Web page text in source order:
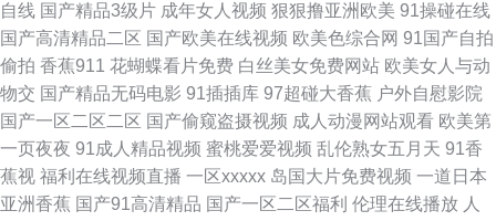
思瑞一区 日韩国黄色片无马 香蕉视频在线播放 黄色A级 超碰色情网址 91视
频第十页 影音先锋亚州精品 91熟妇视频在线 亚洲性爱小说网 三级片日韩有
码 久久大香蕉物业 超碰三机 91社在线看 综合色色 日本不卡三区 麻豆久久
草 日日爱影视 人人超碰人人操 男女91免费观看 岛国动作片网站 97人人操超
自线 国产精品3级片 成年女人视频 狠狠撸亚洲欧美 91操碰在线
国产高清精品二区 国产欧美在线视频 欧美色综合网 91国产自拍
偷拍 香蕉911 花蝴蝶看片免费 白丝美女免费网站 欧美女人与动
物交 国产精品无码电影 91插插库 97超碰大香蕉 户外自慰影院
国产一区二区二区 国产偷窥盗摄视频 成人动漫网站观看 欧美第
一页夜夜 91成人精品视频 蜜桃爱爱视频 乱伦熟女五月天 91香
蕉视 福利在线视频直播 一区xxxxx 岛国大片免费视频 一道日本
亚洲香蕉 国产91高清精品 国产一区二区福利 伦理在线播放 人